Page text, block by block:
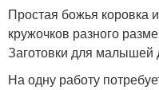
Простая божья коровка
кружочков разного
Заготовки для малышей
На одну работу